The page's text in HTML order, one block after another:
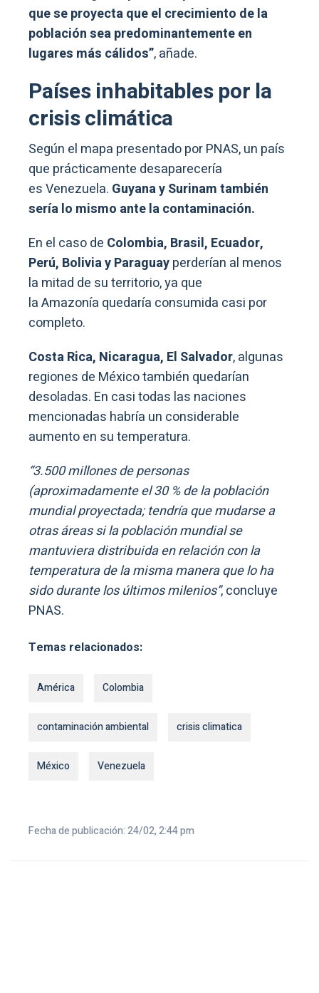
que se proyecta que el crecimiento de la
población sea predominantemente en
lugares más cálidos”, añade.
Países inhabitables por la
crisis climática
Según el mapa presentado por PNAS, un país
que prácticamente desaparecería
es Venezuela. Guyana y Surinam también
sería lo mismo ante la contaminación.
En el caso de Colombia, Brasil, Ecuador,
Perú, Bolivia y Paraguayperderían al menos
la mitad de su territorio, ya que
la Amazonía quedaría consumida casi por
completo.
Costa Rica, Nicaragua, El Salvador, algunas
regiones de México también quedarían
desoladas. En casi todas las naciones
mencionadas habría un considerable
aumento en su temperatura.
“3.500 millones de personas
(aproximadamente el 30 % de la población
mundial proyectada; tendría que mudarse a
otras áreas si la población mundial se
mantuviera distribuida en relación con la
temperatura de la misma manera que lo ha
sido durante los últimos milenios”, concluye
PNAS.
Temas relacionados:
América Colombia
contaminación ambiental crisis climatica
México Venezuela
Fecha de publicación: 24/02, 2:44 pm